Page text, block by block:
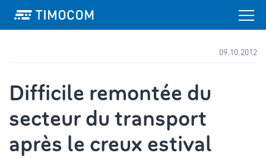
09.10.2012
Difficile remontée du
secteur du transport
après le creux estival